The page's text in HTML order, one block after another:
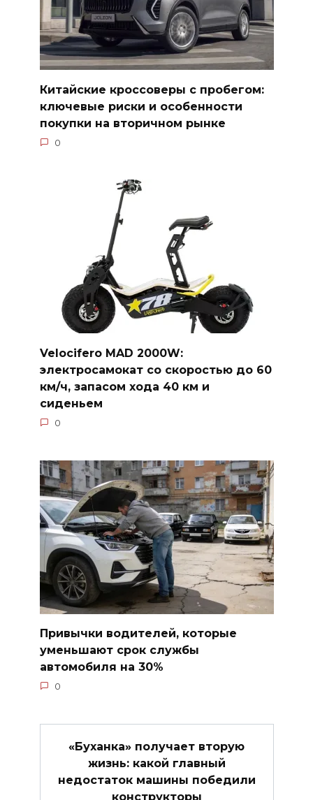
Китайские кроссоверы с пробегом:
ключевые риски и особенности
покупки на вторичном рынке
0
Velocifero MAD 2000W:
электросамокат со скоростью до 60
км/ч, запасом хода 40 км и
сиденьем
0
Привычки водителей, которые
уменьшают срок службы
автомобиля на 30%
0
«Буханка» получает вторую
жизнь: какой главный
недостаток машины победили
конструкторы